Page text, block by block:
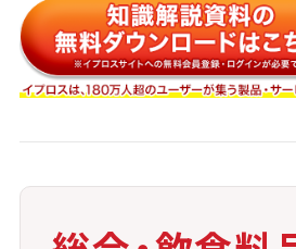
め、リスクマネジメントが
これらの課題に対応するために
と商品開発部門の連携、
声を生かす改善サイクルの確立